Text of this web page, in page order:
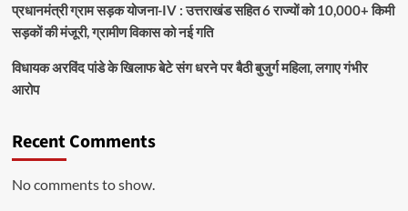
प्रधानमंत्री ग्राम सड़क योजना-IV : उत्तराखंड सहित 6 राज्यों को 10,000+ किमी
सड़कों की मंजूरी, ग्रामीण विकास को नई गति
विधायक अरविंद पांडे के खिलाफ बेटे संग धरने पर बैठी बुजुर्ग महिला, लगाए गंभीर
आरोप
Recent Comments
No comments to show.